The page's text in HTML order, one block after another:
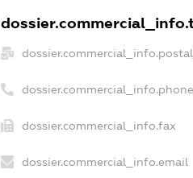
dossier.commercial_info.phone
dossier.commercial_info.fax
dossier.commercial_info.email